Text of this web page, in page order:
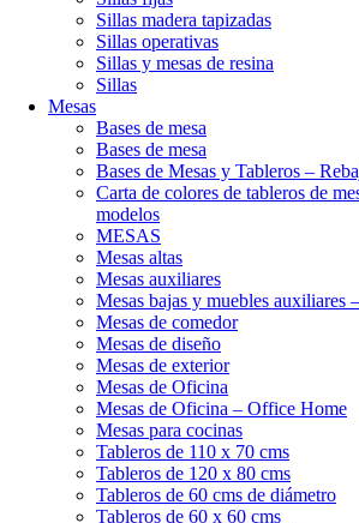
Sillas madera tapizadas
Sillas operativas
Sillas y mesas de resina
Sillas
Mesas
Bases de mesa
Bases de mesa
Bases de Mesas y Tableros –
Carta de colores de tableros de
modelos
MESAS
Mesas altas
Mesas auxiliares
Mesas bajas y muebles auxiliares
Mesas de comedor
Mesas de diseño
Mesas de exterior
Mesas de Oficina
Mesas de Oficina – Office Home
Mesas para cocinas
Tableros de 110 x 70 cms
Tableros de 120 x 80 cms
Tableros de 60 cms de diámetro
Tableros de 60 x 60 cms